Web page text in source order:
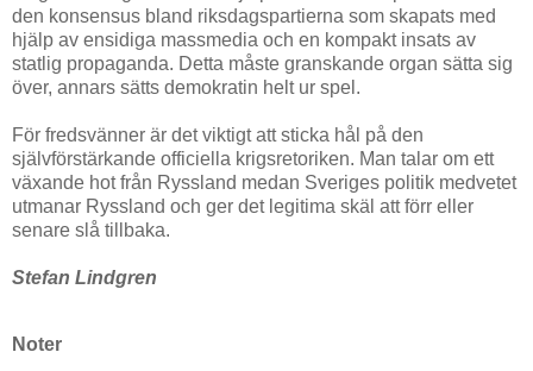
den konsensus bland riksdagspartierna som skapats med
hjälp av ensidiga massmedia och en kompakt insats av
statlig propaganda. Detta måste granskande organ sätta sig
över, annars sätts demokratin helt ur spel.
För fredsvänner är det viktigt att sticka hål på den
självförstärkande officiella krigsretoriken. Man talar om ett
växande hot från Ryssland medan Sveriges politik medvetet
utmanar Ryssland och ger det legitima skäl att förr eller
senare slå tillbaka.
Stefan Lindgren
Noter